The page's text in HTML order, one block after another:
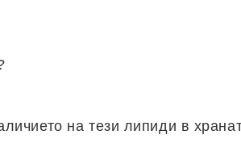
на тези липиди в